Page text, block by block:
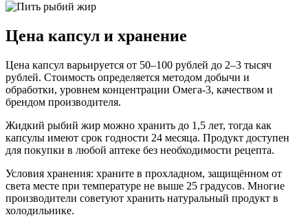
Цена капсул и хранение
Цена капсул варьируется от 50–100 рублей до 2–3 тысяч
рублей. Стоимость определяется методом добычи и
обработки, уровнем концентрации Омега-3, качеством и
брендом производителя.
Жидкий рыбий жир можно хранить до 1,5 лет, тогда как
капсулы имеют срок годности 24 месяца. Продукт доступен
для покупки в любой аптеке без необходимости рецепта.
Условия хранения: храните в прохладном, защищённом от
света месте при температуре не выше 25 градусов. Многие
производители советуют хранить натуральный продукт в
холодильнике.